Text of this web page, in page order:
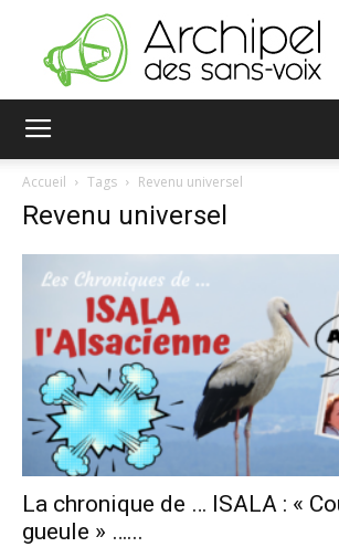
sans-
voix
Accueil Tags Revenu universel
Revenu universel
La chronique de … ISALA : «
gueule » …...